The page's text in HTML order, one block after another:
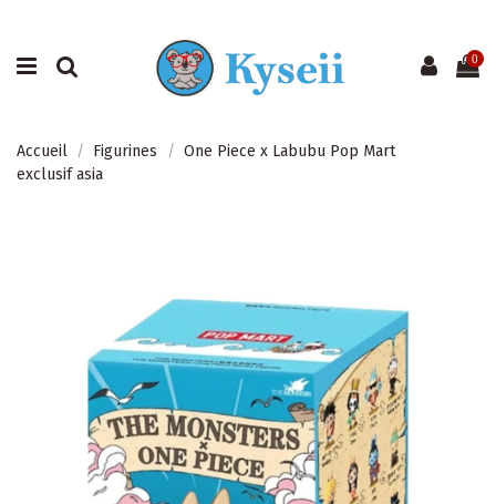
0
Accueil Figurines
One Piece x Labubu Pop Mart
exclusif asia